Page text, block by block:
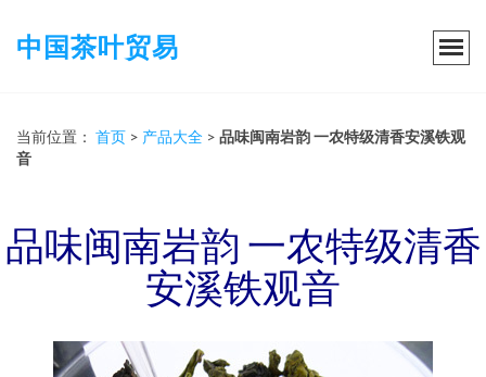
中国茶叶贸易
当前位置： 首页 > 产品大全 > 品味闽南岩韵 一农特级清香安溪铁观
音
品味闽南岩韵 一农特级清香
安溪铁观音